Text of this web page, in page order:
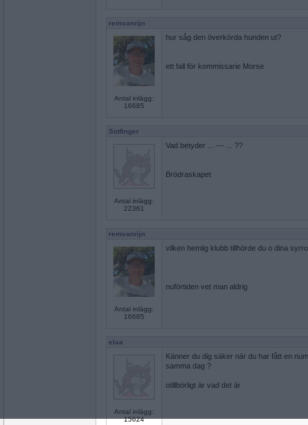
remvanrijn
Antal inlägg:
16685
hur såg den överkörda hunden ut?
ett fall för kommissarie Morse
Sotfinger
Antal inlägg:
22361
Vad betyder ... --- ... ??
Brödraskapet
remvanrijn
Antal inlägg:
16685
vilken hemlig klubb tillhörde du o dina
nuförtiden vet man aldrig
elaa
Antal inlägg:
15624
Känner du dig säker när du har fått en
samma dag ?
otillbörligt är vad det är